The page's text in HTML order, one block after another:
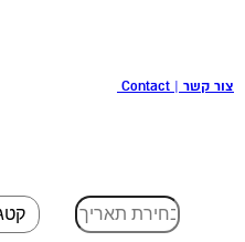
צור קשר | Contact